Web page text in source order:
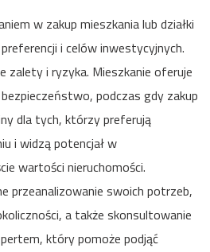
w zakup mieszkania lub działki
i celów inwestycyjnych.
zalety i ryzyka. Mieszkanie oferuje
podczas gdy zakup
dla tych, którzy preferują
i widzą potencjał w
wartości nieruchomości.
przeanalizowanie swoich potrzeb,
a także skonsultowanie
który pomoże podjąć